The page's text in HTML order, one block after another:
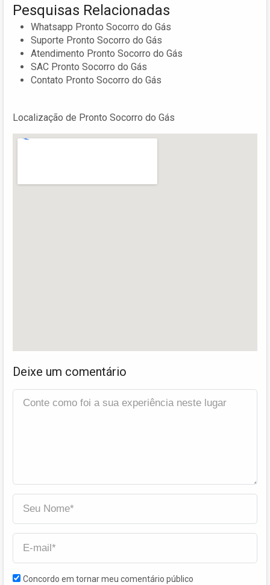
Pesquisas Relacionadas
Whatsapp Pronto Socorro do Gás
Suporte Pronto Socorro do Gás
Atendimento Pronto Socorro do Gás
SAC Pronto Socorro do Gás
Contato Pronto Socorro do Gás
Localização de Pronto Socorro do Gás
Deixe um comentário
Concordo em tornar meu comentário público